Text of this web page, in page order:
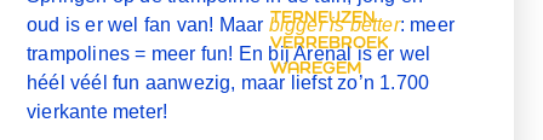
TERNEUZEN
VERREBROEK
WAREGEM
oud is er wel fan van! Maar bigger is better: meer
trampolines = meer fun! En bij Arenal is er wel
héél véél fun aanwezig, maar liefst zo’n 1.700
vierkante meter!